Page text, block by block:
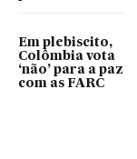
Em plebiscito,
Colômbia vota
‘não’ para a paz
com as FARC